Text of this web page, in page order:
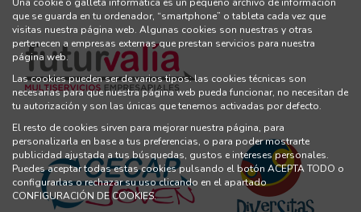
que se guarda en tu ordenador, “smartphone” o tableta cada vez que
visitas nuestra página web. Algunas cookies son nuestras y otras
pertenecen a empresas externas que prestan servicios para nuestra
página web.
Las cookies pueden ser de varios tipos: las cookies técnicas son
necesarias para que nuestra página web pueda funcionar, no necesitan de
tu autorización y son las únicas que tenemos activadas por defecto.
El resto de cookies sirven para mejorar nuestra página, para
personalizarla en base a tus preferencias, o para poder mostrarte
publicidad ajustada a tus búsquedas, gustos e intereses personales.
Puedes aceptar todas estas cookies pulsando el botón ACEPTA TODO o
configurarlas o rechazar su uso clicando en el apartado
CONFIGURACIÓN DE COOKIES.